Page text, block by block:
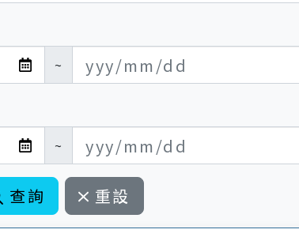
~
~
查詢 重設